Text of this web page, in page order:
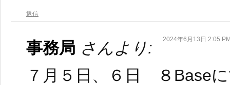
返信
事務局 さんより: 2024年6月13日 2:05
７月５日、６日 ８Base